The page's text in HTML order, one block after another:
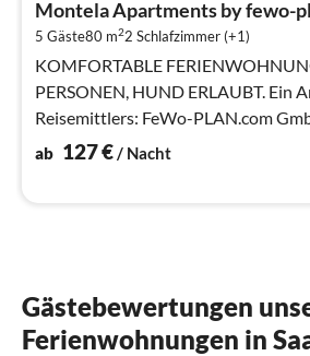
Montela Apartments by fewo-
5 Gäste80 m22 Schlafzimmer (+1)
KOMFORTABLE
PERSONEN, HUND ERLAUBT. Ein Angebot des
Reisemittlers: FeWo-PLAN.com
Wohnung, Erdgeschoss oder 1. Etage
ab 127€ / Nacht
Gästebewertungen
Ferienwohnungen in